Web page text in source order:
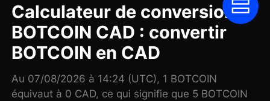
Calculateur de conversion
BOTCOIN CAD : convertir
BOTCOIN en CAD
Au 07/08/2026 à 14:24 (UTC), 1 BOTCOIN
équivaut à 0 CAD, ce qui signifie que 5 BOTCOIN